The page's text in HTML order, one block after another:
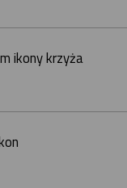
ikony krzyża